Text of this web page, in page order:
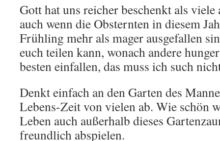
Gott hat uns reicher beschenkt als
auch wenn die Obsternten in diesem
Frühling mehr als mager ausgefallen
euch teilen kann, wonach andere
besten einfallen, das muss ich such
Denkt einfach an den Garten des
Lebens-Zeit von vielen ab. Wie schön
Leben auch außerhalb dieses
freundlich abspielen.